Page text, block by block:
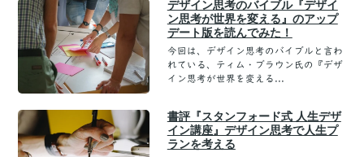
デザイン思考のバイブル『デザイ
ン思考が世界を変える』のアップ
デート版を読んでみた！
今回は、デザイン思考のバイブルと言わ
れている、ティム・ブラウン氏の『デザ
イン思考が世界を変える...
書評『スタンフォード式 人生デザ
イン講座』デザイン思考で人生プ
ランを考える